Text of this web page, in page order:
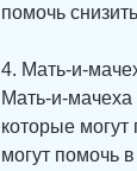
помочь
4. Мать-и-
Мать-и-мачеха
которые могут
могут помочь